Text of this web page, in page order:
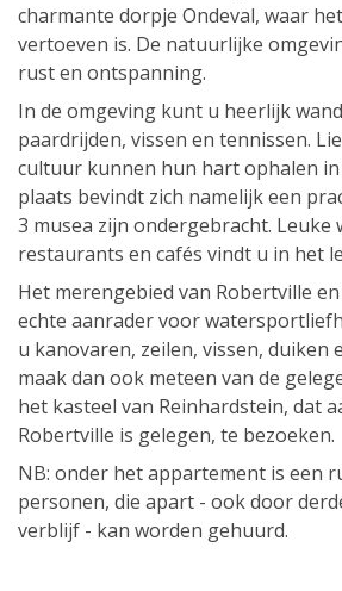
charmante dorpje Ondeval, waar
vertoeven is. De natuurlijke
rust en ontspanning.
In de omgeving kunt u heerlijk
paardrijden, vissen en tennissen.
cultuur kunnen hun hart ophalen in
plaats bevindt zich namelijk een
3 musea zijn ondergebracht. Leuke
restaurants en cafés vindt u in het
Het merengebied van Robertville
echte aanrader voor
u kanovaren, zeilen, vissen, duiken
maak dan ook meteen van de
het kasteel van Reinhardstein, dat
Robertville is gelegen, te bezoeken.
NB: onder het appartement is een
personen, die apart - ook door
verblijf - kan worden gehuurd.